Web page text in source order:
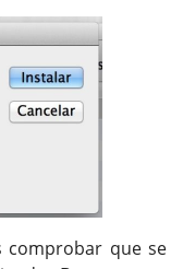
comprobar que se